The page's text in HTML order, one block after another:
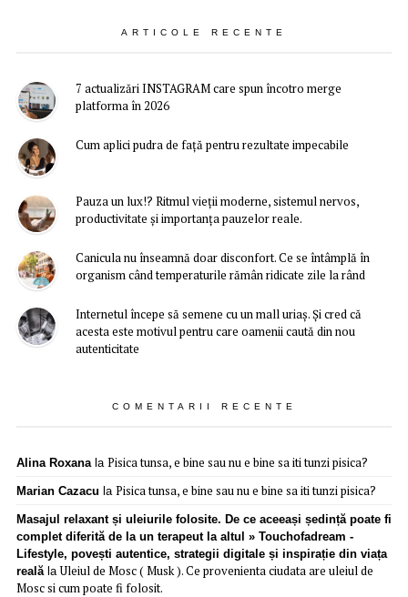
ARTICOLE RECENTE
7 actualizări INSTAGRAM care spun încotro merge
platforma în 2026
Cum aplici pudra de față pentru rezultate impecabile
Pauza un lux!? Ritmul vieții moderne, sistemul nervos,
productivitate și importanța pauzelor reale.
Canicula nu înseamnă doar disconfort. Ce se întâmplă în
organism când temperaturile rămân ridicate zile la rând
Internetul începe să semene cu un mall uriaș. Și cred că
acesta este motivul pentru care oamenii caută din nou
autenticitate
COMENTARII RECENTE
Alina Roxanala Pisica tunsa, e bine sau nu e bine sa iti tunzi pisica?
Marian Cazacu la Pisica tunsa, e bine sau nu e bine sa iti tunzi pisica?
Masajul relaxant și uleiurile folosite. De ce aceeași ședință poate fi
complet diferită de la un terapeut la altul » Touchofadream -
Lifestyle, povești autentice, strategii digitale și inspirație din viața
realălaUleiul de Mosc ( Musk ). Ce provenienta ciudata are uleiul de
Mosc si cum poate fi folosit.